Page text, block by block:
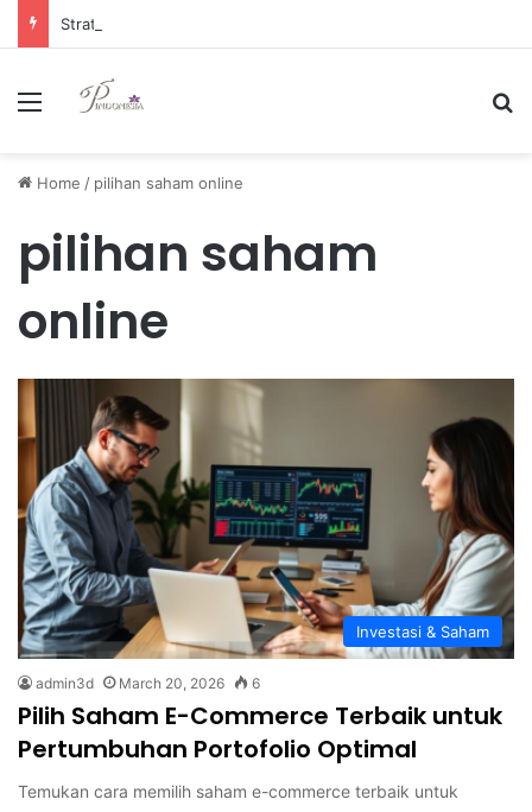
Menu
Home / pilihan saham online
pilihan saham
online
Investasi & Saham
admin3d March 20, 2026 6
Pilih Saham E-Commerce Terbaik untuk
Pertumbuhan Portofolio Optimal
Temukan cara memilih saham e-commerce terbaik untuk